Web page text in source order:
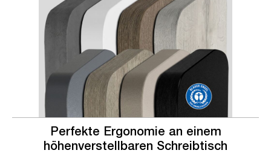
Perfekte Ergonomie an einem
höhenverstellbaren Schreibtisch